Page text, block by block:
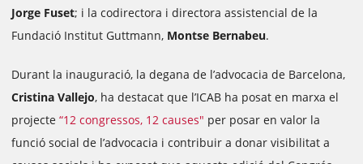
Jorge Fuset; i la codirectora i directora assistencial de la
Fundació Institut Guttmann, Montse Bernabeu.
Durant la inauguració, la degana de l’advocacia de Barcelona,
Cristina Vallejo, ha destacat que l’ICAB ha posat en marxa el
projecte “12 congressos, 12 causes" per posar en valor la
funció social de l’advocacia i contribuir a donar visibilitat a